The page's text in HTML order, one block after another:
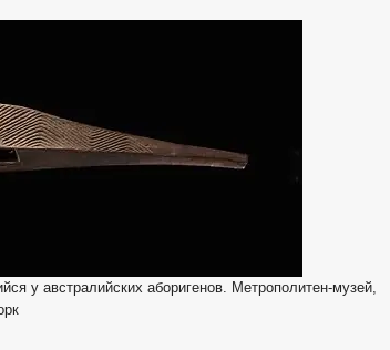
у австралийских аборигенов. Метрополитен-музей,